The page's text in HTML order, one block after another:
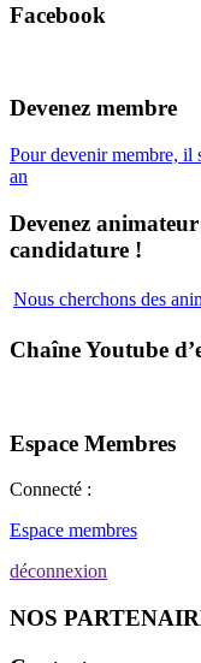
Facebook
Devenez membre
Pour devenir membre, il
an
Devenez
candidature !
Nous cherchons des
Chaîne Youtube
Espace Membres
Connecté :
Espace membres
déconnexion
NOS